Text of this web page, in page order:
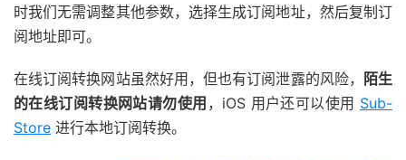
时我们无需调整其他参数，选择生成订阅地址，然后复制订
阅地址即可。
在线订阅转换网站虽然好用，但也有订阅泄露的风险，
陌生
的在线订阅转换网站请勿使用 ，iOS 用户还可以使用 Sub-
Store 进行本地订阅转换。